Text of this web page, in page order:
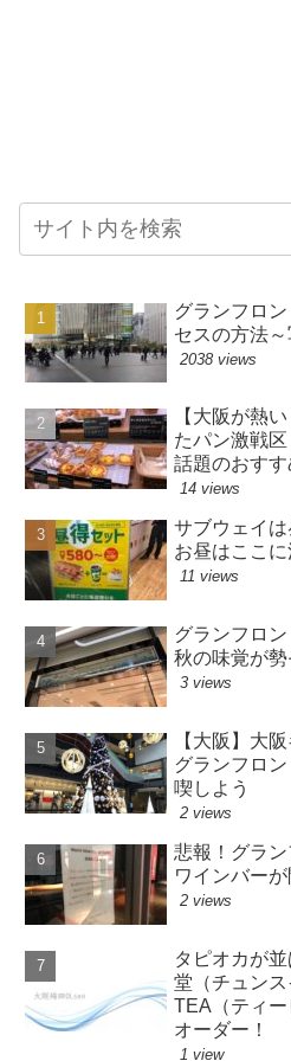
グランフロ
セスの方法
2038 views
【大阪が熱
たパン激戦
話題のおす
14 views
サブウェイは
お昼はここに
11 views
グランフロ
秋の味覚が勢
3 views
【大阪】大
グランフロ
喫しよう
2 views
悲報！グラ
ワインバーが
2 views
タピオカが
堂（チュン
TEA（ティ
オーダー！
1 view